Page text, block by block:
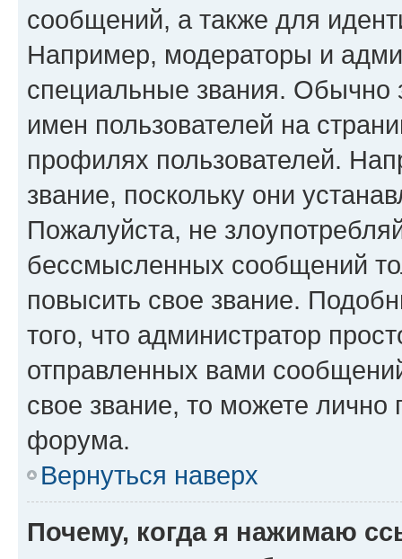
сообщений, а также для
Например, модераторы и
специальные звания. Обычно
имен пользователей на
профилях пользователей.
звание, поскольку они
Пожалуйста, не
бессмысленных сообщений
повысить свое звание.
того, что администратор
отправленных вами
свое звание, то можете лично
форума.
Вернуться наверх
Почему, когда я нажимаю